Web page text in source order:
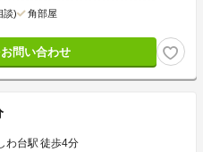
談) 角部屋
問い合わせ
わ台駅 徒歩4分